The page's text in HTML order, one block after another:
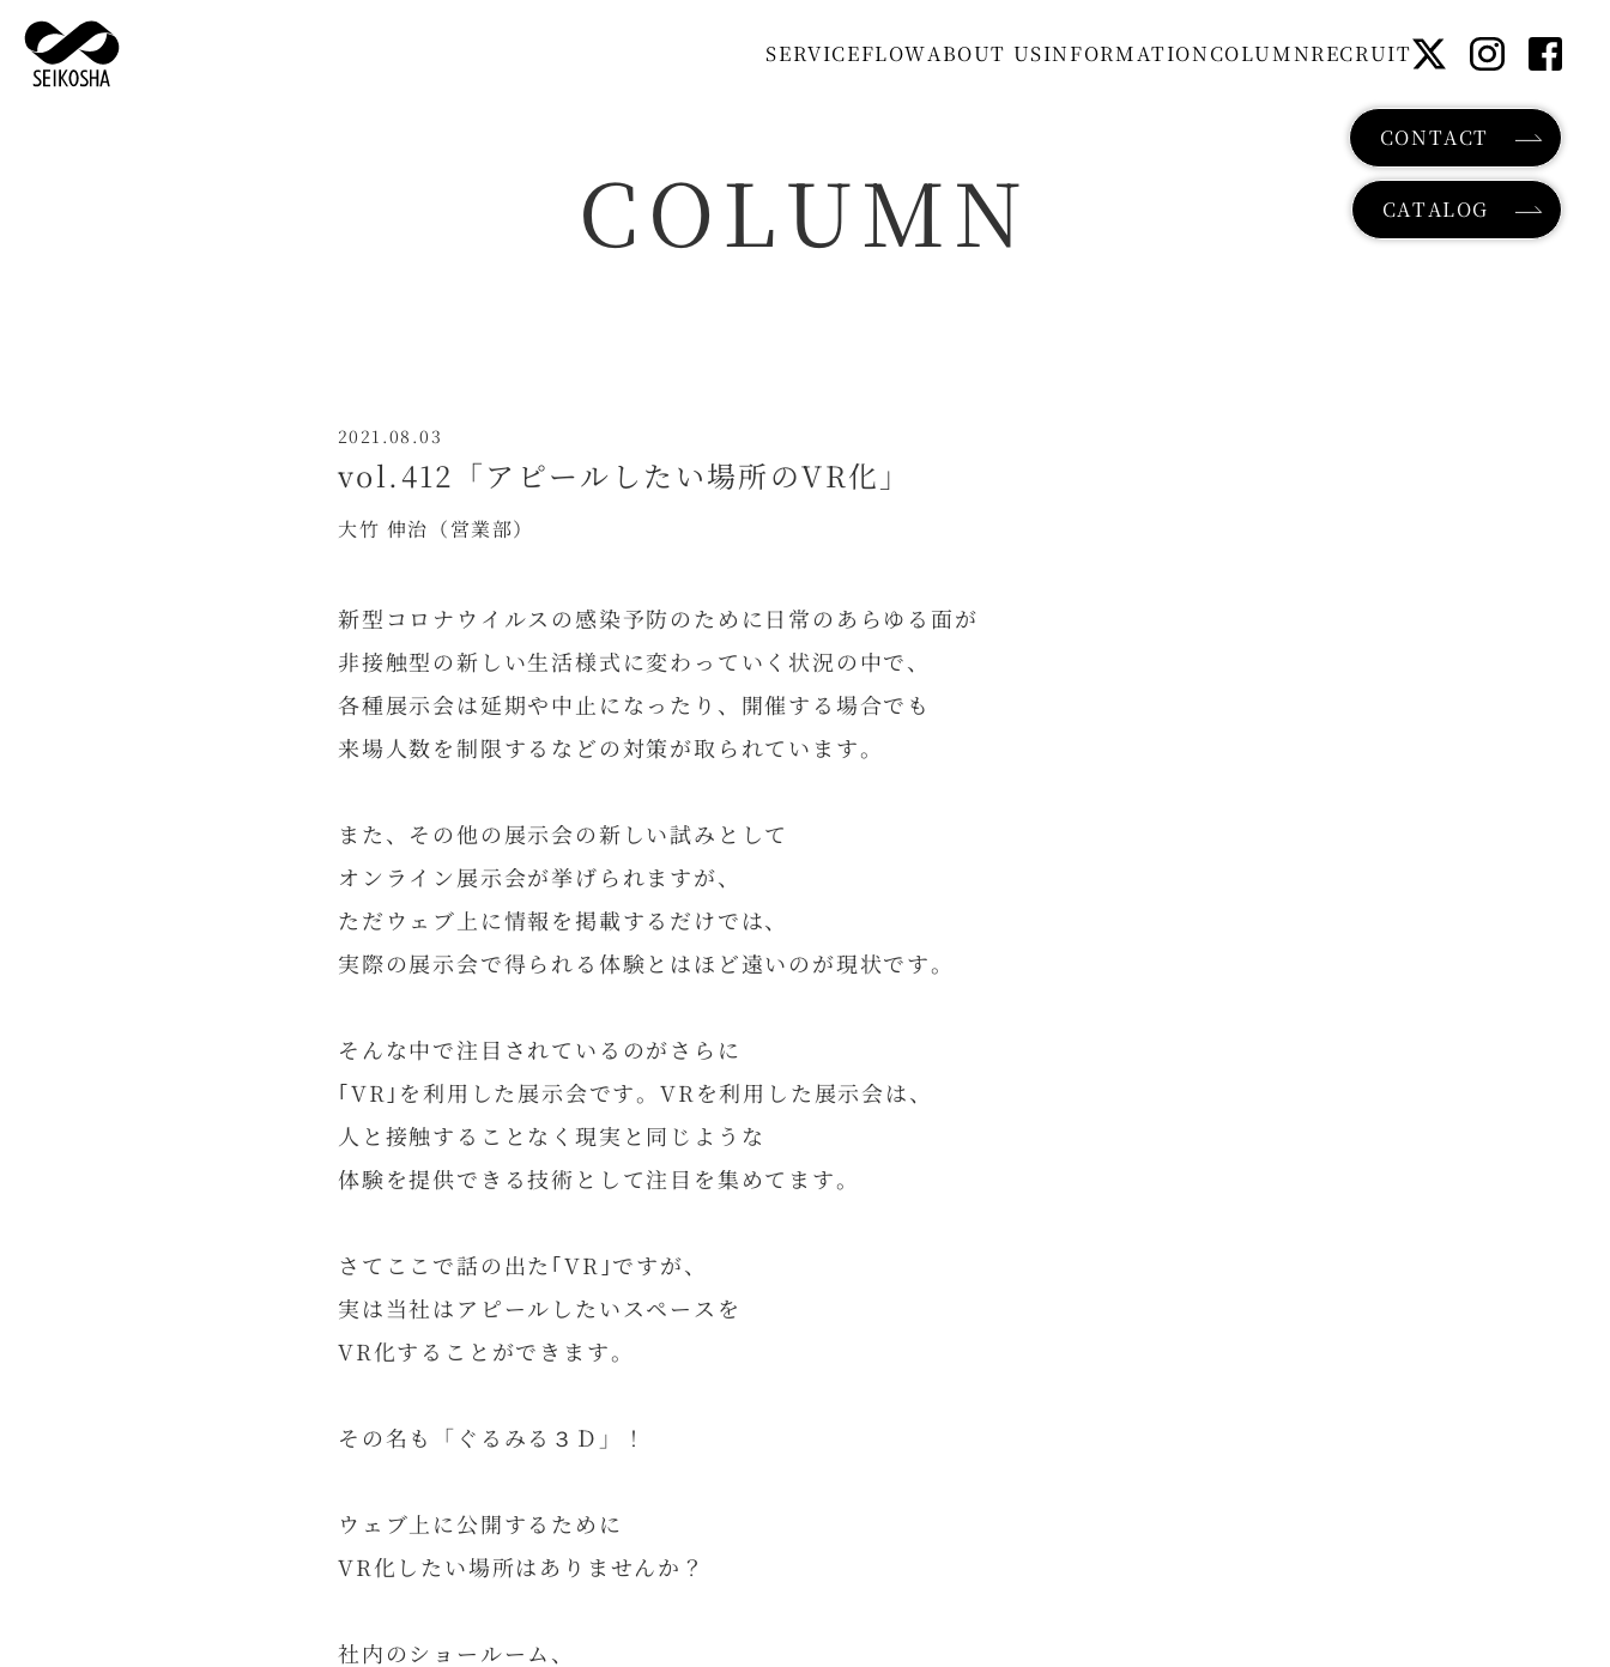
SERVICEFLOWABOUT USINFORMATIONCOLUMNRECRUIT
CONTACT
CATALOG
COLUMN
2021.08.03
vol.412「アピールしたい場所のVR化」
大竹 伸治（営業部）
新型コロナウイルスの感染予防のために日常のあらゆる面が
非接触型の新しい生活様式に変わっていく状況の中で、
各種展示会は延期や中止になったり、開催する場合でも
来場人数を制限するなどの対策が取られています。
また、その他の展示会の新しい試みとして
オンライン展示会が挙げられますが、
ただウェブ上に情報を掲載するだけでは、
実際の展示会で得られる体験とはほど遠いのが現状です。
そんな中で注目されているのがさらに
｢VR｣を利用した展示会です。VRを利用した展示会は、
人と接触することなく現実と同じような
体験を提供できる技術として注目を集めてます。
さてここで話の出た｢VR｣ですが、
実は当社はアピールしたいスペースを
VR化することができます。
その名も「ぐるみる３Ｄ」！
ウェブ上に公開するために
VR化したい場所はありませんか？
社内のショールーム、